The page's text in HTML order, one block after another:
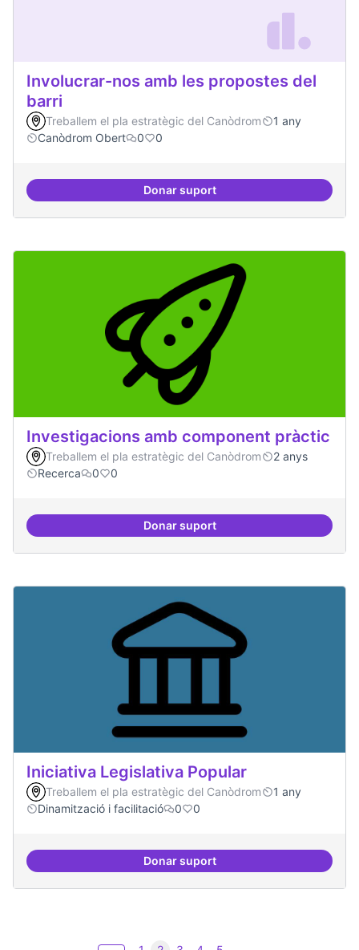
Involucrar-nos amb les propostes del
barri
Treballem el pla estratègic del Canòdrom
1 any
Canòdrom Obert
0 0
Donar suportInvolucrar-nos amb les
Investigacions amb component pràctic
Treballem el pla estratègic del Canòdrom
2 anys
Recerca
0 0
Donar suportInvestigacions amb component
Iniciativa Legislativa Popular
Treballem el pla estratègic del Canòdrom
1 any
Dinamització i facilitació
0 0
Donar suportIniciativa Legislativa Popular